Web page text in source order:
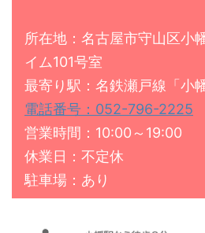
所在地：名古屋市守山区小
イム101号室
最寄り駅：名鉄瀬戸線「
電話番号：052-796-2225
営業時間：10:00～19:00
休業日：不定休
駐車場：あり